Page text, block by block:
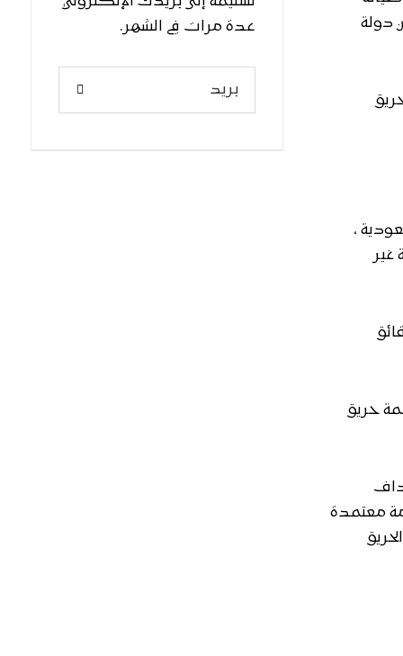
دولة
،
غير
حريق
معتمدة
عدة مرات في الشهر.